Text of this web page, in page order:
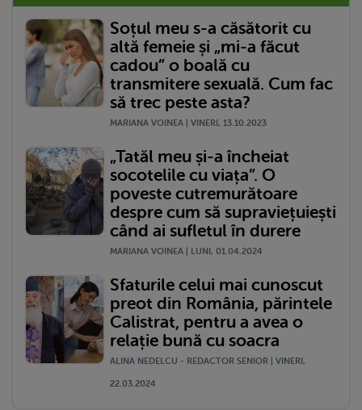
Soțul meu s-a căsătorit cu
altă femeie și „mi-a făcut
cadou” o boală cu
transmitere sexuală. Cum fac
să trec peste asta?
MARIANA VOINEA | VINERI, 13.10.2023
„Tatăl meu și-a încheiat
socotelile cu viața”. O
poveste cutremurătoare
despre cum să supraviețuiești
când ai sufletul în durere
MARIANA VOINEA | LUNI, 01.04.2024
Sfaturile celui mai cunoscut
preot din România, părintele
Calistrat, pentru a avea o
relație bună cu soacra
ALINA NEDELCU - REDACTOR SENIOR | VINERI,
22.03.2024